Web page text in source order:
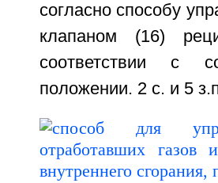
согласно способу
клапаном (16)
соответствии с
положении. 2 с. и 5